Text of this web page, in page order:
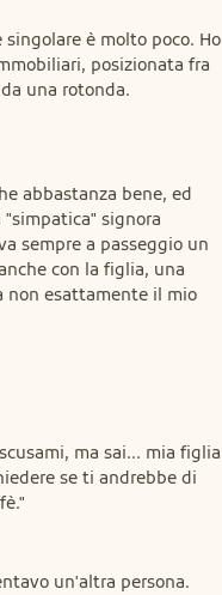
è molto poco. Ho
posizionata fra
una rotonda.
abbastanza bene, ed
signora
sempre a passeggio un
con la figlia, una
non esattamente il mio
ma sai... mia figlia
se ti andrebbe di
un'altra persona.